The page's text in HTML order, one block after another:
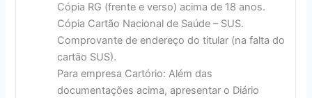
Cópia RG (frente e verso) acima de 18 anos.
Cópia Cartão Nacional de Saúde – SUS.
Comprovante de endereço do titular (na falta do
cartão SUS).
Para empresa Cartório: Além das
documentações acima, apresentar o Diário